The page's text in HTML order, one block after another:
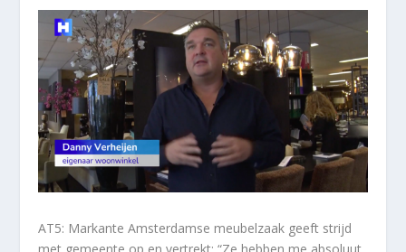
AT5: Markante Amsterdamse meubelzaak geeft strijd